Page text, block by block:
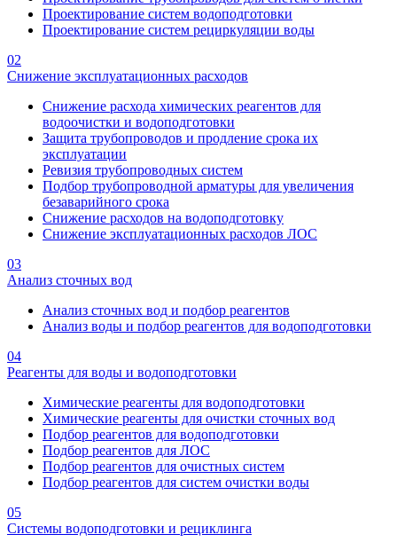
Проектирование систем водоподготовки
Проектирование систем рециркуляции воды
02
Снижение эксплуатационных расходов
Снижение расхода химических реагентов для
водоочистки и водоподготовки
Защита трубопроводов и продление срока их
эксплуатации
Ревизия трубопроводных систем
Подбор трубопроводной арматуры для увеличения
безаварийного срока
Снижение расходов на водоподготовку
Снижение эксплуатационных расходов ЛОС
03
Анализ сточных вод
Анализ сточных вод и подбор реагентов
Анализ воды и подбор реагентов для водоподготовки
04
Реагенты для воды и водоподготовки
Химические реагенты для водоподготовки
Химические реагенты для очистки сточных вод
Подбор реагентов для водоподготовки
Подбор реагентов для ЛОС
Подбор реагентов для очистных систем
Подбор реагентов для систем очистки воды
05
Системы водоподготовки и рециклинга